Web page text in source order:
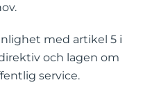
med artikel 5 i
och lagen om
service.